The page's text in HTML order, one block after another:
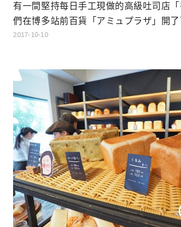
有一間堅持每日手工現做的高級吐司店
們在博多站前百貨「アミュプラザ」開
的咖啡店，如果你是麵包控，旅行途中
是靠近博多口這邊的。 むつか堂博多站
堂 アミュプラザ博多店 […]…
2017-10-10